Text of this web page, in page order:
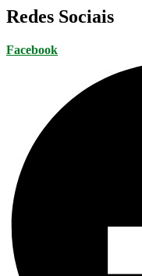
Redes Sociais
Facebook